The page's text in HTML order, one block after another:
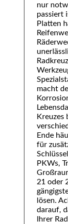
nur
passiert
Platten
macht
Kreuzes
Ende
für
PKWs,
21 oder
lösen.
darauf,
Ihrer